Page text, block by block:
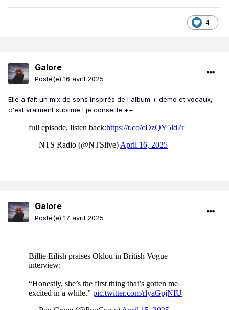
4
Galore
Posté(e) 16 avril 2025
Elle a fait un mix de sons inspirés de l'album + demo et vocaux,
c'est vraiment sublime ! je conseille ++
Galore
Posté(e) 17 avril 2025